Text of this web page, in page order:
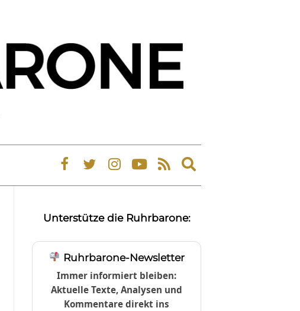
Expand
search
Unterstütze die Ruhrbarone:
Ruhrbarone-Newsletter
Immer informiert bleiben:
Aktuelle Texte, Analysen und
Kommentare direkt ins